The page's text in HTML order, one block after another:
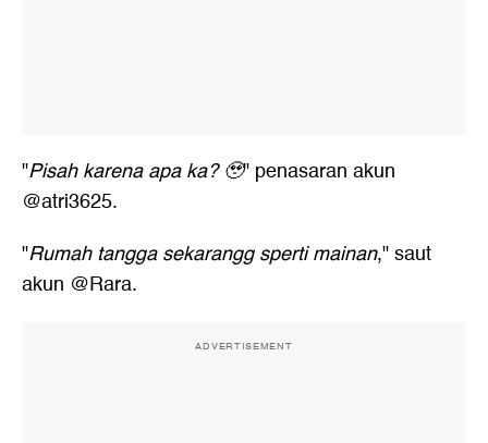
"Pisah karena apa ka? 🥹" penasaran akun
@atri3625.
"Rumah tangga sekarangg sperti mainan," saut
akun @Rara.
ADVERTISEMENT